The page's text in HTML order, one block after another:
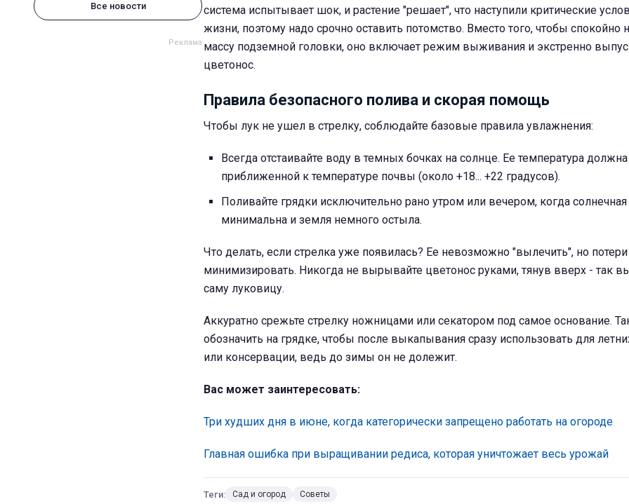
Все новости
система испытывает шок, и растение "решает", что наступили критические
жизни, поэтому надо срочно оставить потомство. Вместо того, чтобы спокойно
массу подземной головки, оно включает режим выживания и экстренно
цветонос.
Правила безопасного полива и скорая помощь
Чтобы лук не ушел в стрелку, соблюдайте базовые правила увлажнения:
Всегда отстаивайте воду в темных бочках на солнце. Ее температура
приближенной к температуре почвы (около +18... +22 градусов).
Поливайте грядки исключительно рано утром или вечером, когда солнечная
минимальна и земля немного остыла.
Что делать, если стрелка уже появилась? Ее невозможно "вылечить", но
минимизировать. Никогда не вырывайте цветонос руками, тянув вверх - так
саму луковицу.
Аккуратно срежьте стрелку ножницами или секатором под самое основание.
обозначить на грядке, чтобы после выкапывания сразу использовать для
или консервации, ведь до зимы он не долежит.
Вас может заинтересовать:
Три худших дня в июне, когда категорически запрещено работать на огороде
Главная ошибка при выращивании редиса, которая уничтожает весь урожай
Теги: Сад и огород Советы